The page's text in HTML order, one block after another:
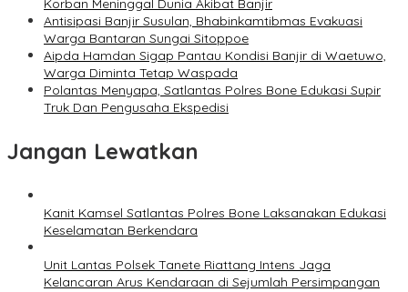
Korban Meninggal Dunia Akibat Banjir
Antisipasi Banjir Susulan, Bhabinkamtibmas Evakuasi
Warga Bantaran Sungai Sitoppoe
Aipda Hamdan Sigap Pantau Kondisi Banjir di Waetuwo,
Warga Diminta Tetap Waspada
Polantas Menyapa, Satlantas Polres Bone Edukasi Supir
Truk Dan Pengusaha Ekspedisi
Jangan Lewatkan
Kanit Kamsel Satlantas Polres Bone Laksanakan Edukasi
Keselamatan Berkendara
Unit Lantas Polsek Tanete Riattang Intens Jaga
Kelancaran Arus Kendaraan di Sejumlah Persimpangan